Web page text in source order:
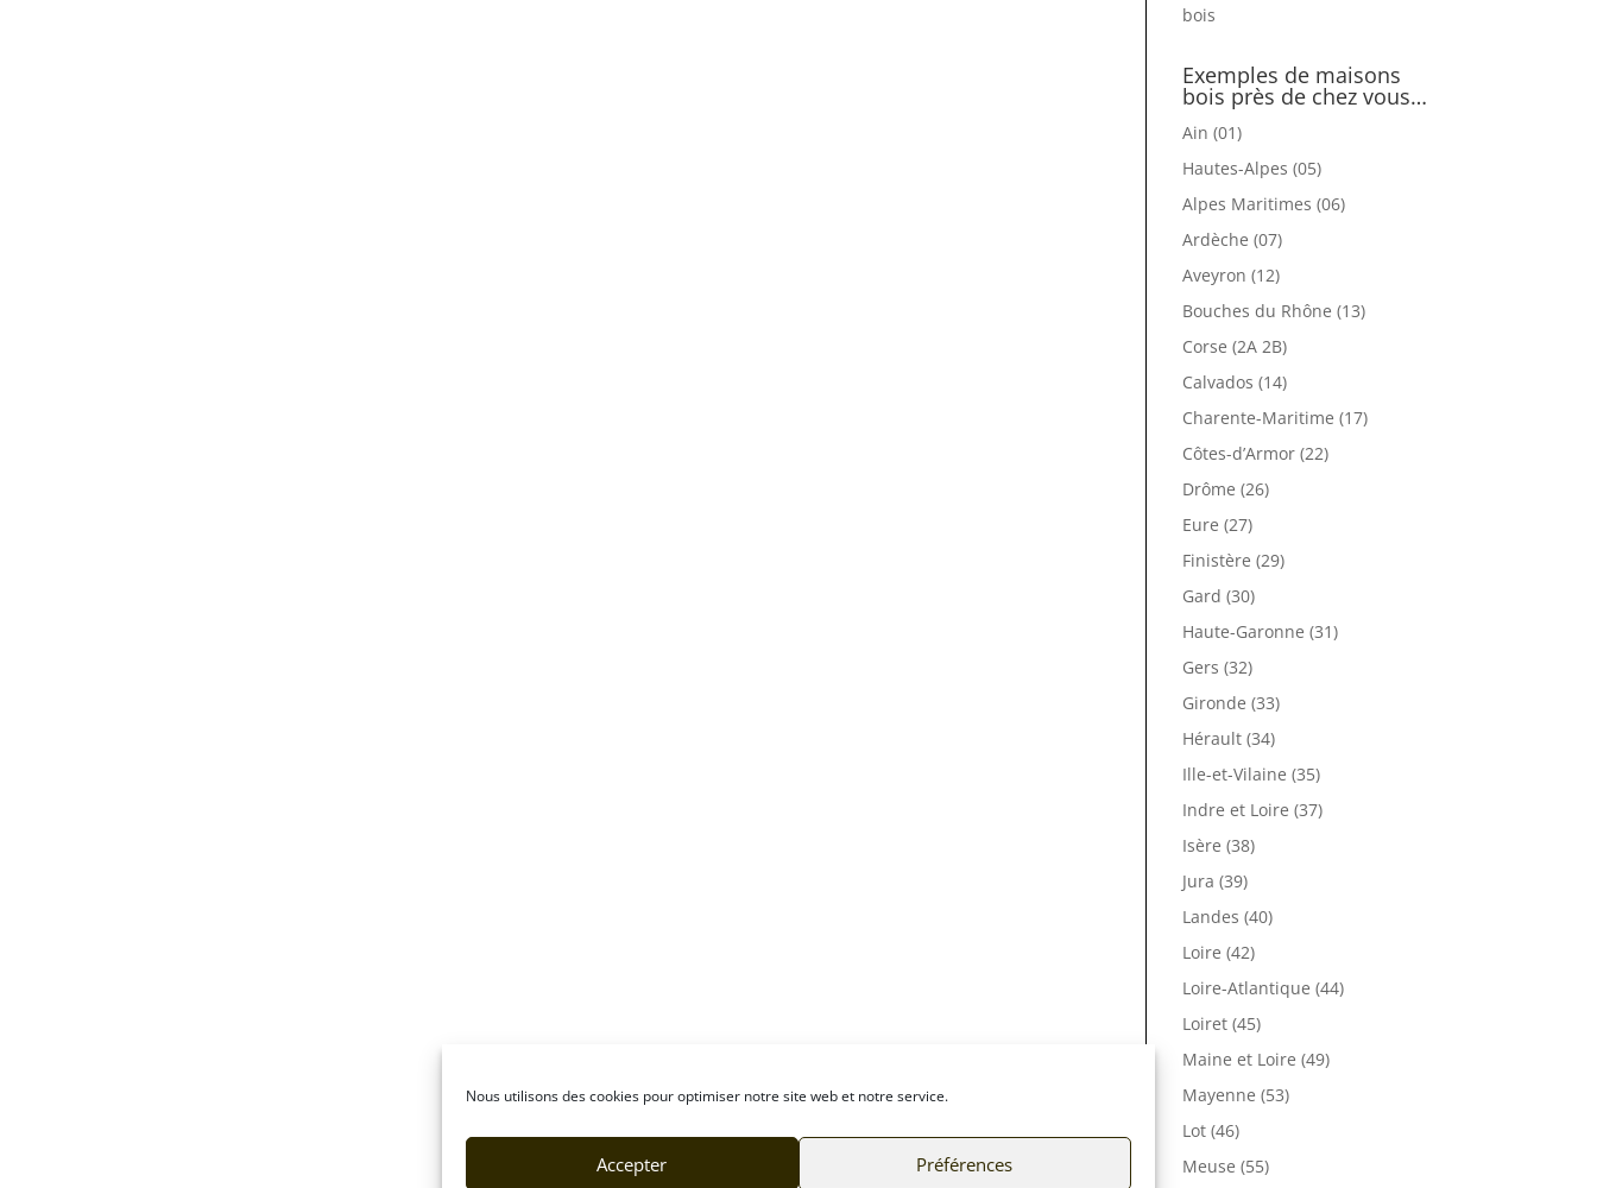
Nous utilisons des cookies pour optimiser notre site web et notre service.
Accepter Préférences
bois
Exemples de maisons
bois près de chez vous…
Ain (01)
Hautes-Alpes (05)
Alpes Maritimes (06)
Ardèche (07)
Aveyron (12)
Bouches du Rhône (13)
Corse (2A 2B)
Calvados (14)
Charente-Maritime (17)
Côtes-d’Armor (22)
Drôme (26)
Eure (27)
Finistère (29)
Gard (30)
Haute-Garonne (31)
Gers (32)
Gironde (33)
Hérault (34)
Ille-et-Vilaine (35)
Indre et Loire (37)
Isère (38)
Jura (39)
Landes (40)
Loire (42)
Loire-Atlantique (44)
Loiret (45)
Maine et Loire (49)
Mayenne (53)
Lot (46)
Meuse (55)